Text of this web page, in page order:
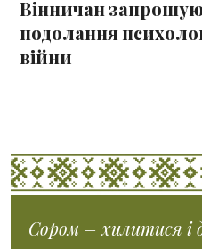
Вінничан
подолання
війни
Сором – хилитися і